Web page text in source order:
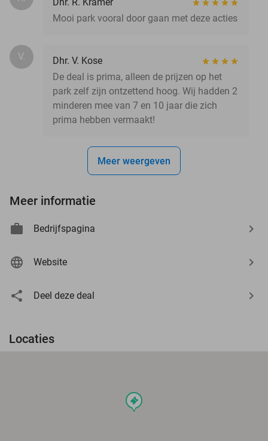
Mooi park vooral door gaan met deze acties
V.
Dhr. V. Kose
De deal is prima, alleen de prijzen op het
park zelf zijn ontzettend hoog. Wij hadden 2
minderen mee van 7 en 10 jaar die zich
prima hebben vermaakt!
Meer weergeven
Meer informatie
Bedrijfspagina
Website
Deel deze deal
Locaties
events